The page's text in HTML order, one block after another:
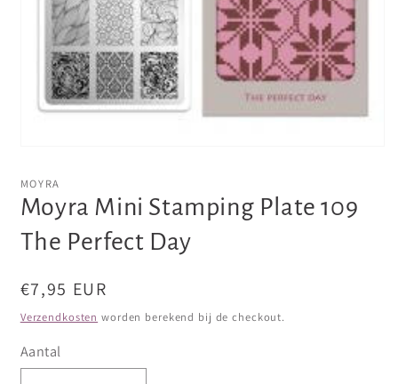
openen
in
modaal
MOYRA
Moyra Mini Stamping Plate 109
The Perfect Day
Normale
prijs
€7,95 EUR
Verzendkosten worden berekend bij de checkout.
Aantal